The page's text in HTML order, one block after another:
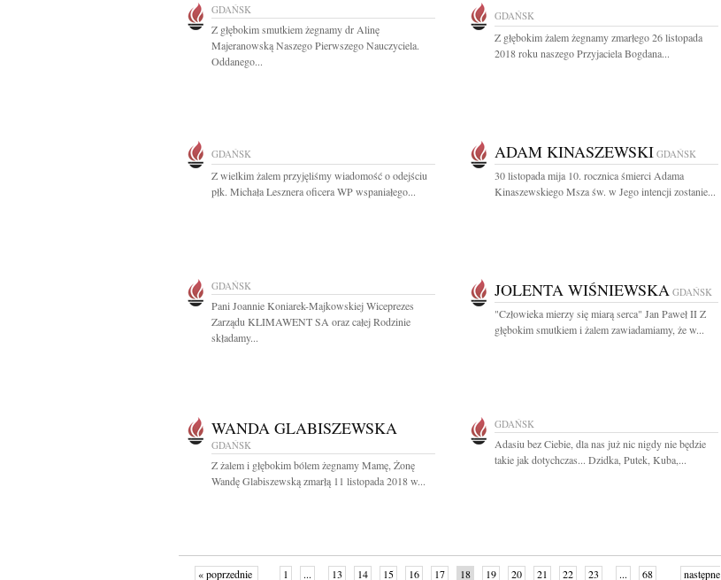
GDAŃSK
Z głębokim smutkiem żegnamy dr Alinę
Majeranowską Naszego Pierwszego Nauczyciela.
Oddanego...
GDAŃSK
Z głębokim żalem żegnamy zmarłego 26 listopada
2018 roku naszego Przyjaciela Bogdana...
GDAŃSK
Z wielkim żalem przyjęliśmy wiadomość o odejściu
płk. Michała Lesznera oficera WP wspaniałego...
ADAM KINASZEWSKI GDAŃSK
30 listopada mija 10. rocznica śmierci Adama
Kinaszewskiego Msza św. w Jego intencji zostanie...
GDAŃSK
Pani Joannie Koniarek-Majkowskiej Wiceprezes
Zarządu KLIMAWENT SA oraz całej Rodzinie
składamy...
JOLENTA WIŚNIEWSKA GDAŃSK
"Człowieka mierzy się miarą serca" Jan Paweł II Z
głębokim smutkiem i żalem zawiadamiamy, że w...
WANDA GLABISZEWSKA
GDAŃSK
Z żalem i głębokim bólem żegnamy Mamę, Żonę
Wandę Glabiszewską zmarłą 11 listopada 2018 w...
GDAŃSK
Adasiu bez Ciebie, dla nas już nic nigdy nie będzie
takie jak dotychczas... Dzidka, Putek, Kuba,...
« poprzednie 1 ... 13 14 15 16 17 18 19 20 21 22 23 ... 68 następne